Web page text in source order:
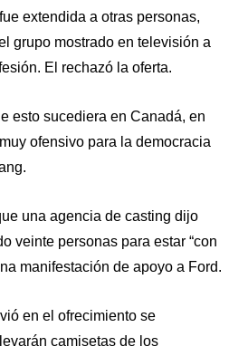
extendida a otras personas,
grupo mostrado en televisión a
El rechazó la oferta.
esto sucediera en Canadá, en
ofensivo para la democracia
una agencia de casting dijo
veinte personas para estar “con
manifestación de apoyo a Ford.
en el ofrecimiento se
camisetas de los